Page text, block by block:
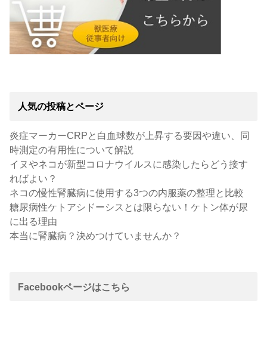
人気の投稿とページ
炎症マーカーCRPと白血球数が上昇する要因や違い、同
時測定の有用性について解説
イヌやネコが新型コロナウイルスに感染したらどう接す
ればよい？
ネコの慢性腎臓病に使用する3つの内服薬の整理と比較
糖尿病性ケトアシドーシスとは限らない！ケトン体が尿
に出る理由
本当に腎臓病？決めつけていませんか？
Facebookページはこちら